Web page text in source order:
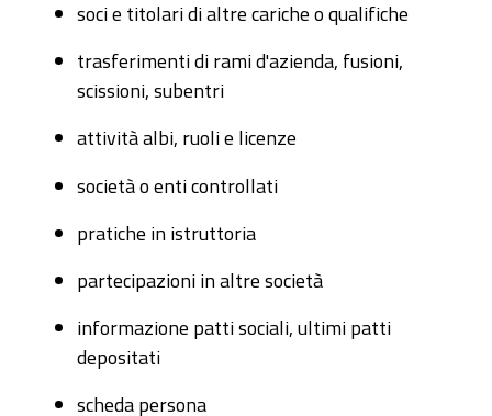
soci e titolari di altre cariche o qualifiche
trasferimenti di rami d'azienda, fusioni,
scissioni, subentri
attività albi, ruoli e licenze
società o enti controllati
pratiche in istruttoria
partecipazioni in altre società
informazione patti sociali, ultimi patti
depositati
scheda persona